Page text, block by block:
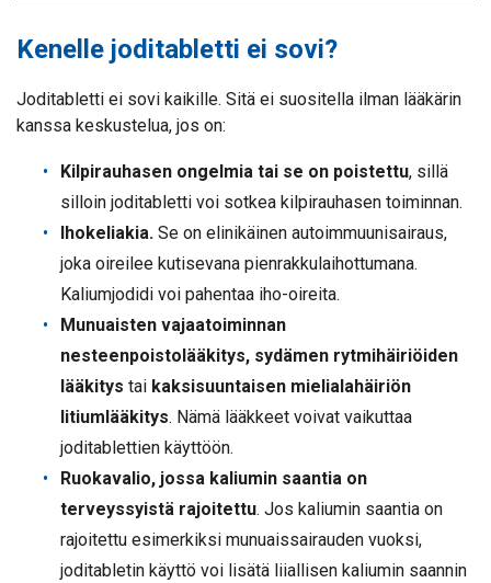
Kenelle joditabletti ei sovi?
Joditabletti ei sovi kaikille. Sitä ei suositella ilman lääkärin
kanssa keskustelua, jos on:
Kilpirauhasen ongelmia tai se on poistettu, sillä
silloin joditabletti voi sotkea kilpirauhasen toiminnan.
Ihokeliakia. Se on elinikäinen autoimmuunisairaus,
joka oireilee kutisevana pienrakkulaihottumana.
Kaliumjodidi voi pahentaa iho-oireita.
Munuaisten vajaatoiminnan
nesteenpoistolääkitys, sydämen rytmihäiriöiden
lääkitys tai kaksisuuntaisen mielialahäiriön
litiumlääkitys. Nämä lääkkeet voivat vaikuttaa
joditablettien käyttöön.
Ruokavalio, jossa kaliumin saantia on
terveyssyistä rajoitettu. Jos kaliumin saantia on
rajoitettu esimerkiksi munuaissairauden vuoksi,
joditabletin käyttö voi lisätä liiallisen kaliumin saannin